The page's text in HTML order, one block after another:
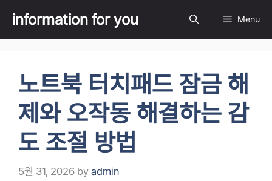
content
information for you Menu
노트북 터치패드 잠금 해
제와 오작동 해결하는 감
도 조절 방법
5월 31, 2026 by admin